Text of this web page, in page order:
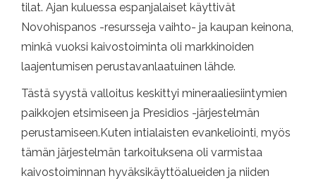
tilat. Ajan kuluessa espanjalaiset käyttivät
Novohispanos -resursseja vaihto- ja kaupan keinona,
minkä vuoksi kaivostoiminta oli markkinoiden
laajentumisen perustavanlaatuinen lähde.
Tästä syystä valloitus keskittyi mineraaliesiintymien
paikkojen etsimiseen ja Presidios -järjestelmän
perustamiseen.Kuten intialaisten evankeliointi, myös
tämän järjestelmän tarkoituksena oli varmistaa
kaivostoiminnan hyväksikäyttöalueiden ja niiden